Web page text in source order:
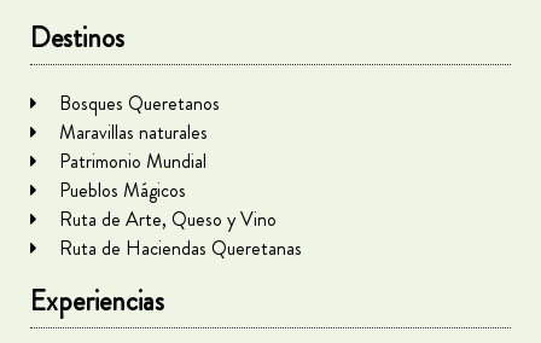
Destinos
Bosques Queretanos
Maravillas naturales
Patrimonio Mundial
Pueblos Mágicos
Ruta de Arte, Queso y Vino
Ruta de Haciendas Queretanas
Experiencias